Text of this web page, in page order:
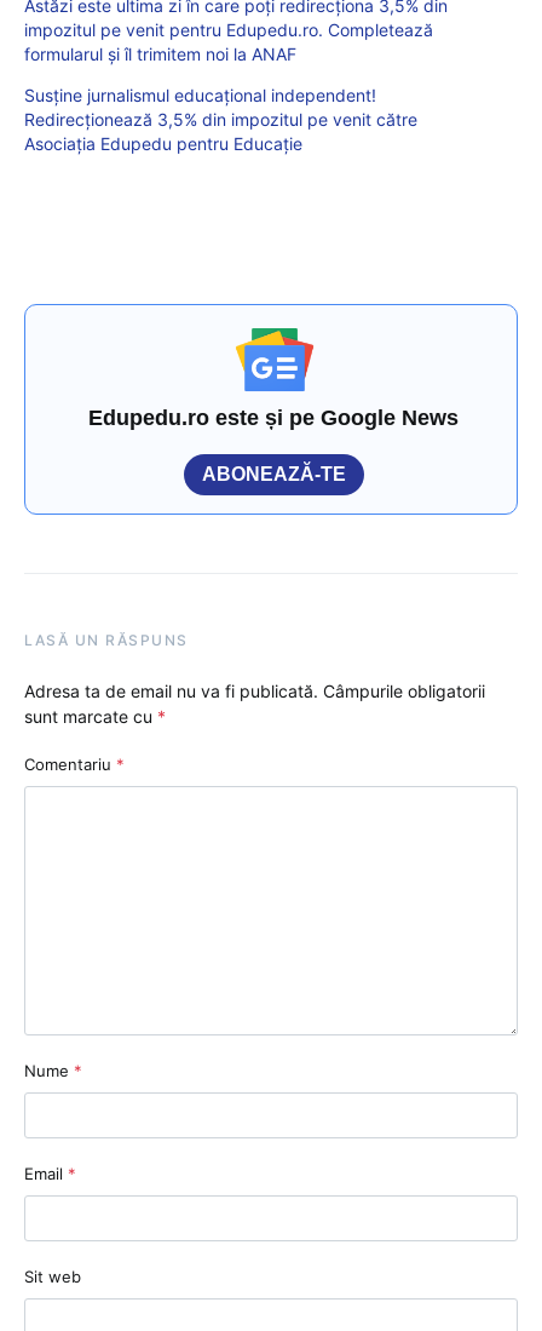
Astăzi este ultima zi în care poți redirecţiona 3,5% din
impozitul pe venit pentru Edupedu.ro. Completează
formularul și îl trimitem noi la ANAF
Susține jurnalismul educațional independent!
Redirecționează 3,5% din impozitul pe venit către
Asociația Edupedu pentru Educație
Edupedu.ro este și pe Google News
ABONEAZĂ-TE
LASĂ UN RĂSPUNS
Adresa ta de email nu va fi publicată. Câmpurile obligatorii
sunt marcate cu *
Comentariu *
Nume *
Email *
Sit web